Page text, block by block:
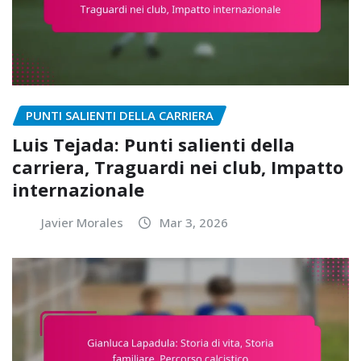
PUNTI SALIENTI DELLA CARRIERA
Luis Tejada: Punti salienti della
carriera, Traguardi nei club, Impatto
internazionale
Javier Morales Mar 3, 2026